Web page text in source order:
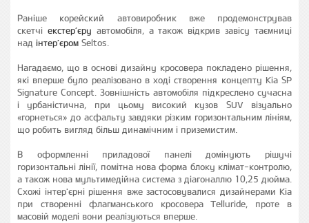
Раніше корейский автовиробник вже продемонстрував
скетчі екстер’єру автомобіля, а також відкрив завісу таємниці
над інтер’єром Seltos.
Нагадаємо, що в основі дизайну кросовера покладено рішення,
які вперше було реалізовано в ході створення концепту Kia SP
Signature Concept. Зовнішність автомобіля підкреслено сучасна
і урбаністична, при цьому високий кузов SUV візуально
«горнеться» до асфальту завдяки різким горизонтальним лініям,
що робить вигляд більш динамічним і приземистим.
В оформленні приладової панелі домінують рішучі
горизонтальні лінії, помітна нова форма блоку клімат-контролю,
а також нова мультимедійна система з діагоналлю 10,25 дюйма.
Схожі інтер'єрні рішення вже застосовувалися дизайнерами Kia
при створенні флагманського кросовера Telluride, проте в
масовій моделі вони реалізуються вперше.